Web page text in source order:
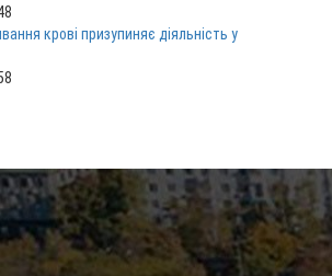
крові призупиняє діяльність у